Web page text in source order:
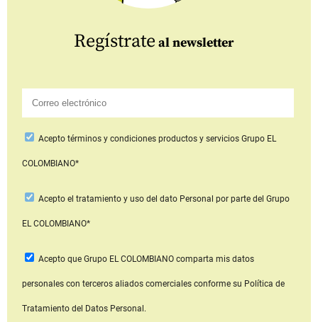
Regístrate al newsletter
Aceptotérminos y condiciones productos y serviciosGrupo EL
COLOMBIANO*
Acepto el tratamiento y uso del dato Personal por parte del Grupo
EL COLOMBIANO*
Acepto que Grupo EL COLOMBIANOcomparta mis datos
personales con terceros aliados comerciales conforme su Política de
Tratamiento del Datos Personal.